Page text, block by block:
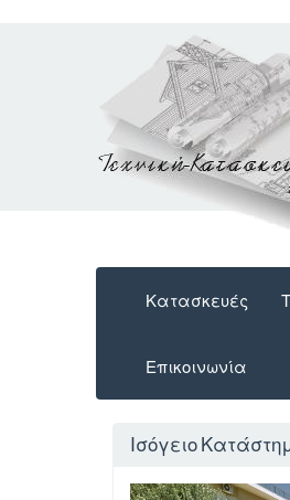
Κατασκευές
Επικοινωνία
Ισόγειο